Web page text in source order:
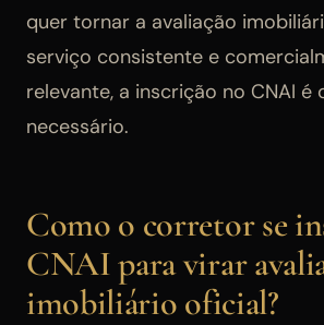
quer tornar a avaliação
serviço consistente e
relevante, a inscrição no CNAI é
necessário.
Como o corretor se
CNAI para virar
imobiliário oficial?